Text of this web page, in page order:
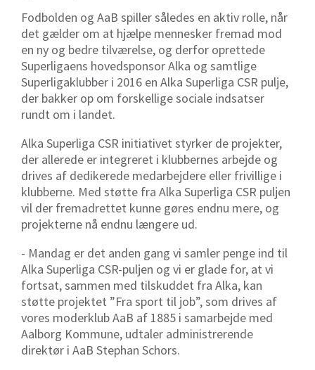
Fodbolden og AaB spiller således en aktiv rolle, når
det gælder om at hjælpe mennesker fremad mod
en ny og bedre tilværelse, og derfor oprettede
Superligaens hovedsponsor Alka og samtlige
Superligaklubber i 2016 en Alka Superliga CSR pulje,
der bakker op om forskellige sociale indsatser
rundt om i landet.
Alka Superliga CSR initiativet styrker de projekter,
der allerede er integreret i klubbernes arbejde og
drives af dedikerede medarbejdere eller frivillige i
klubberne. Med støtte fra Alka Superliga CSR puljen
vil der fremadrettet kunne gøres endnu mere, og
projekterne nå endnu længere ud.
- Mandag er det anden gang vi samler penge ind til
Alka Superliga CSR-puljen og vi er glade for, at vi
fortsat, sammen med tilskuddet fra Alka, kan
støtte projektet ”Fra sport til job”, som drives af
vores moderklub AaB af 1885 i samarbejde med
Aalborg Kommune, udtaler administrerende
direktør i AaB Stephan Schors.